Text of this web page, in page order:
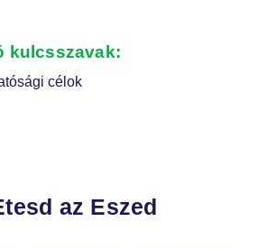
kulcsszavak:
célok
az Eszed